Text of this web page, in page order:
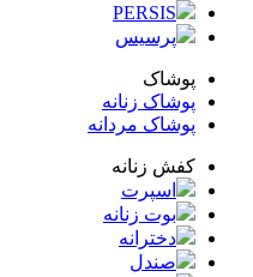
PERSIS
پرسیس
زنانه
مردانه
زنانه
اسپرت
بوت زنانه
دخترانه
صندل